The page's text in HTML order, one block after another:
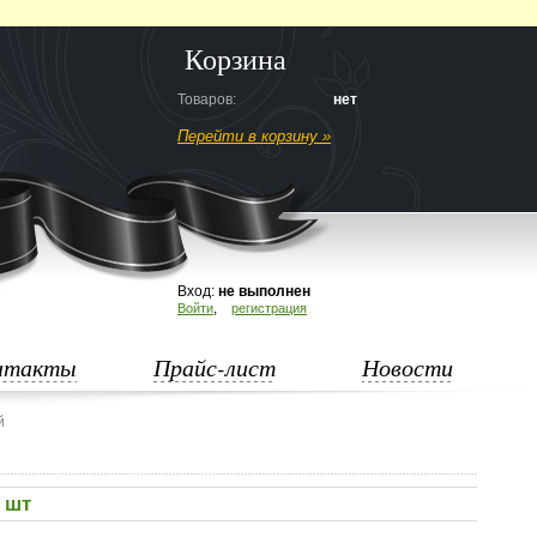
Корзина
Товаров: нет
Перейти в корзину »
Вход: не выполнен
Войти, регистрация
Прайс-лист Новости
шт